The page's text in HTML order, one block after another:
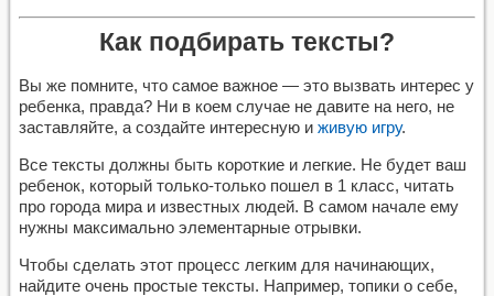
Как подбирать тексты?
Вы же помните, что самое важное — это вызвать интерес у
ребенка, правда? Ни в коем случае не давите на него, не
заставляйте, а создайте интересную и живую игру.
Все тексты должны быть короткие и легкие. Не будет ваш
ребенок, который только-только пошел в 1 класс, читать
про города мира и известных людей. В самом начале ему
нужны максимально элементарные отрывки.
Чтобы сделать этот процесс легким для начинающих,
найдите очень простые тексты. Например, топики о себе,